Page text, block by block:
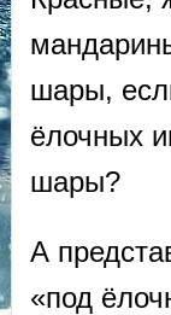
шары,
ёлочных
шары?
А
«под